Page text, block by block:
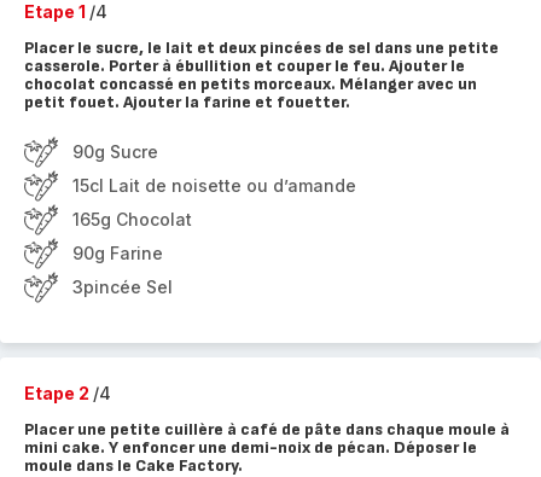
Etape 1 /4
Placer le sucre, le lait et deux pincées de sel dans une petite
casserole. Porter à ébullition et couper le feu. Ajouter le
chocolat concassé en petits morceaux. Mélanger avec un
petit fouet. Ajouter la farine et fouetter.
90g Sucre
15cl Lait de noisette ou d’amande
165g Chocolat
90g Farine
3pincée Sel
Etape 2 /4
Placer une petite cuillère à café de pâte dans chaque moule à
mini cake. Y enfoncer une demi-noix de pécan. Déposer le
moule dans le Cake Factory.